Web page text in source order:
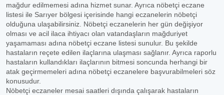
mağdur edilmemesi adına hizmet sunar. Ayrıca nöbetçi eczane
listesi ile Sarıyer bölgesi içerisinde hangi eczanelerin nöbetçi
olduğuna ulaşabilirsiniz. Nöbetçi eczanelerin her gün değişiyor
olması ve acil ilaca ihtiyacı olan vatandaşların mağduriyet
yaşamaması adına nöbetçi eczane listesi sunulur. Bu şekilde
hastaların reçete edilen ilaçlarına ulaşması sağlanır. Ayrıca raporlu
hastaların kullandıkları ilaçlarının bitmesi soncunda herhangi bir
atak geçirmemeleri adına nöbetçi eczanelere başvurabilmeleri söz
konusudur.
Nöbetçi eczaneler mesai saatleri dışında çalışarak hastaların